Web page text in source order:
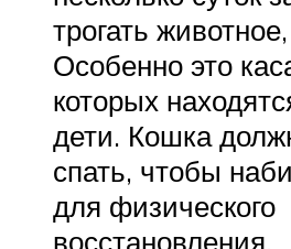
трогать
Особенно это
которых
дети. Кошка
спать, чтобы
для физического
восстановления.